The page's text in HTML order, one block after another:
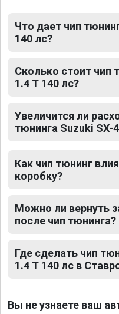
Что дает чип
140 лс?
Сколько стоит чип
1.4 T 140 лс?
Увеличится ли
тюнинга Suzuki SX-
Как чип тюнинг
коробку?
Можно ли вернуть
после чип тюнинга?
Где сделать чип
1.4 T 140 лс в
Вы не узнаете ваш